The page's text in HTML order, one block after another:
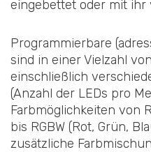
eingebettet oder mit ihr
Programmierbare
sind in einer Vielzahl
einschließlich
(Anzahl der LEDs pro
Farbmöglichkeiten von
bis RGBW (Rot, Grün,
zusätzliche